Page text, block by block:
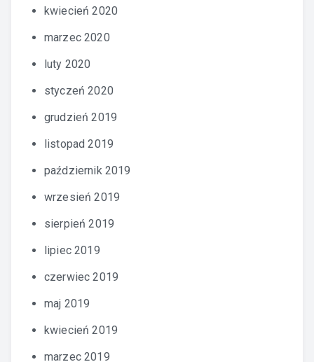
kwiecień 2020
marzec 2020
luty 2020
styczeń 2020
grudzień 2019
listopad 2019
październik 2019
wrzesień 2019
sierpień 2019
lipiec 2019
czerwiec 2019
maj 2019
kwiecień 2019
marzec 2019